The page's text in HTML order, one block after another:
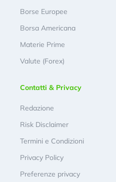
Borse Europee
Borsa Americana
Materie Prime
Valute (Forex)
Contatti & Privacy
Redazione
Risk Disclaimer
Termini e Condizioni
Privacy Policy
Preferenze privacy